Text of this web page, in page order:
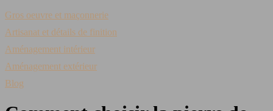
Gros oeuvre et maçonnerie
Artisanat et détails de finition
Aménagement intérieur
Aménagement extérieur
Blog